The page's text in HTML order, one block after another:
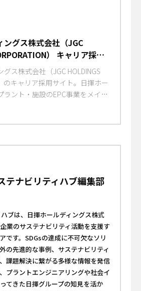
ングス株式会社（JGC
） キャリア採用
ス株式会社（JGC HOLDINGS
のキャリア採用サイト。日揮ホー
ラント・施設のEPC事業をメイン
業投資・運営、社会インフラの
テナビリティハブ編集部
ブは、日揮ホールディングス株式
業のサステナビリティ活動を支援す
です。SDGsの達成に不可欠なソリ
の先進的な事例、サステナビリティ
課題解決に繋がる多様な情報を発信
プラントエンジニアリングや社会イ
てきた日揮グループの知見を活か